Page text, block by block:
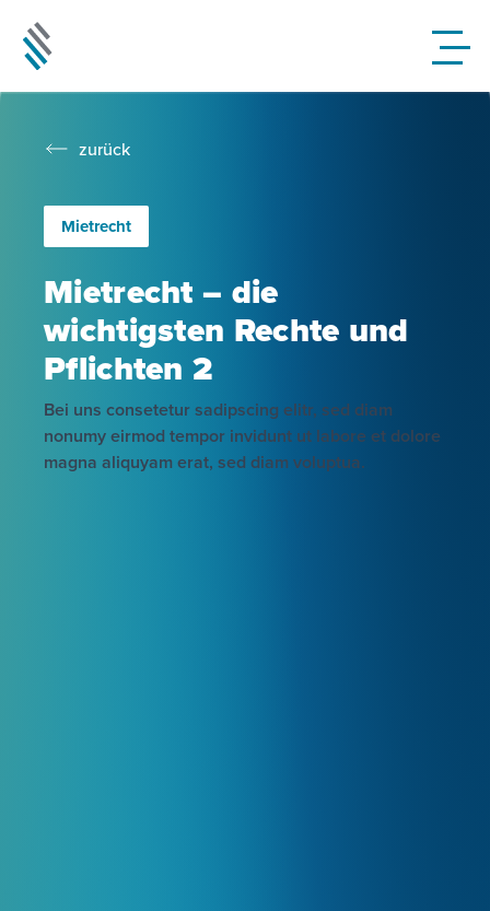
zurück
Mietrecht
Mietrecht – die
wichtigsten Rechte und
Pflichten 2
Bei uns consetetur sadipscing elitr, sed diam
nonumy eirmod tempor invidunt ut labore et dolore
magna aliquyam erat, sed diam voluptua.